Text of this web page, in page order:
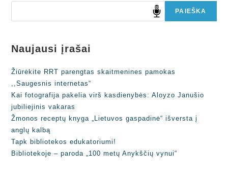
PAIEŠKA
Naujausi įrašai
Žiūrėkite RRT parengtas skaitmenines pamokas
,,Saugesnis internetas“
Kai fotografija pakelia virš kasdienybės: Aloyzo Janušio
jubiliejinis vakaras
Žmonos receptų knyga „Lietuvos gaspadinė“ išversta į
anglų kalbą
Tapk bibliotekos edukatoriumi!
Bibliotekoje – paroda „100 metų Anykščių vynui“